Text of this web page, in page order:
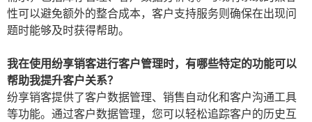
性可以避免额外的整合成本，客户支持服务则确保在出现问
题时能够及时获得帮助。
我在使用纷享销客进行客户管理时，有哪些特定的功能可以
帮助我提升客户关系？
纷享销客提供了客户数据管理、销售自动化和客户沟通工具
等功能。通过客户数据管理，您可以轻松追踪客户的历史互